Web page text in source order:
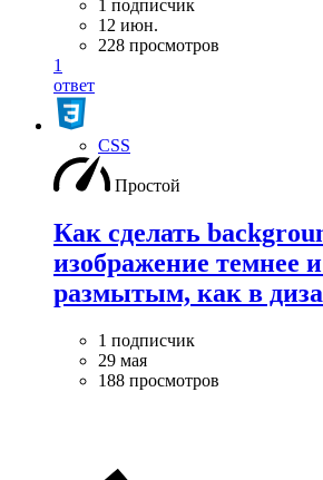
1 подписчик
12 июн.
228 просмотров
1
ответ
CSS
Простой
Как сделать
изображение темнее
размытым, как в
1 подписчик
29 мая
188 просмотров